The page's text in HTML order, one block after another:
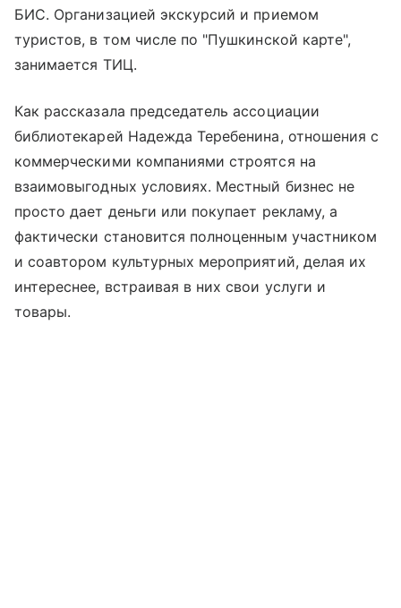
БИС. Организацией экскурсий и приемом
туристов, в том числе по "Пушкинской карте",
занимается ТИЦ.
Как рассказала председатель ассоциации
библиотекарей Надежда Теребенина, отношения с
коммерческими компаниями строятся на
взаимовыгодных условиях. Местный бизнес не
просто дает деньги или покупает рекламу, а
фактически становится полноценным участником
и соавтором культурных мероприятий, делая их
интереснее, встраивая в них свои услуги и
товары.